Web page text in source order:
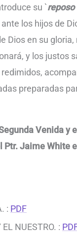
su `
los hijos de
Dios en su gloria,
y los justos
preparadas
Venida y
Jaime White
: PDF
NUESTRO. :